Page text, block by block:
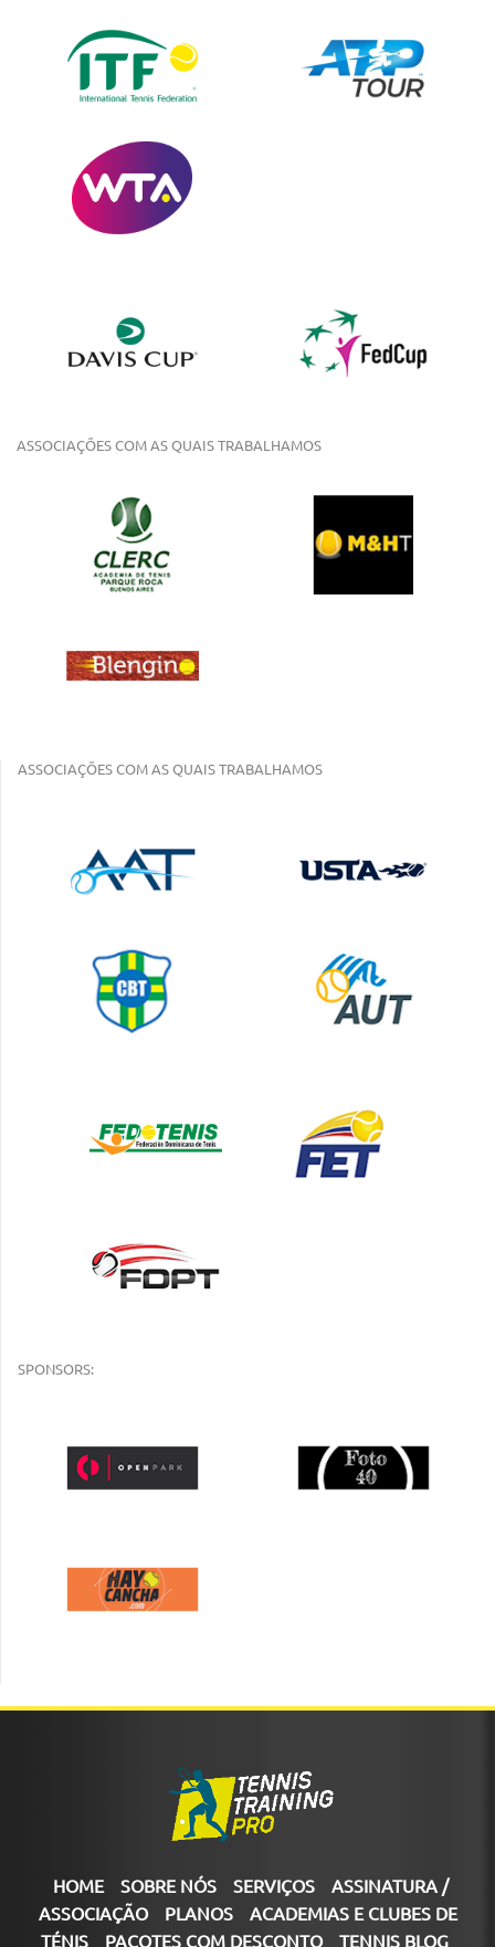
ASSOCIAÇÕES COM AS QUAIS TRABALHAMOS
ASSOCIAÇÕES COM AS QUAIS TRABALHAMOS
SPONSORS:
HOME SOBRE NÓS SERVIÇOS
ASSINATURA /
ASSOCIAÇÃO
PLANOS
ACADEMIAS E CLUBES DE
TÉNIS
PACOTES COM DESCONTO TENNIS BLOG